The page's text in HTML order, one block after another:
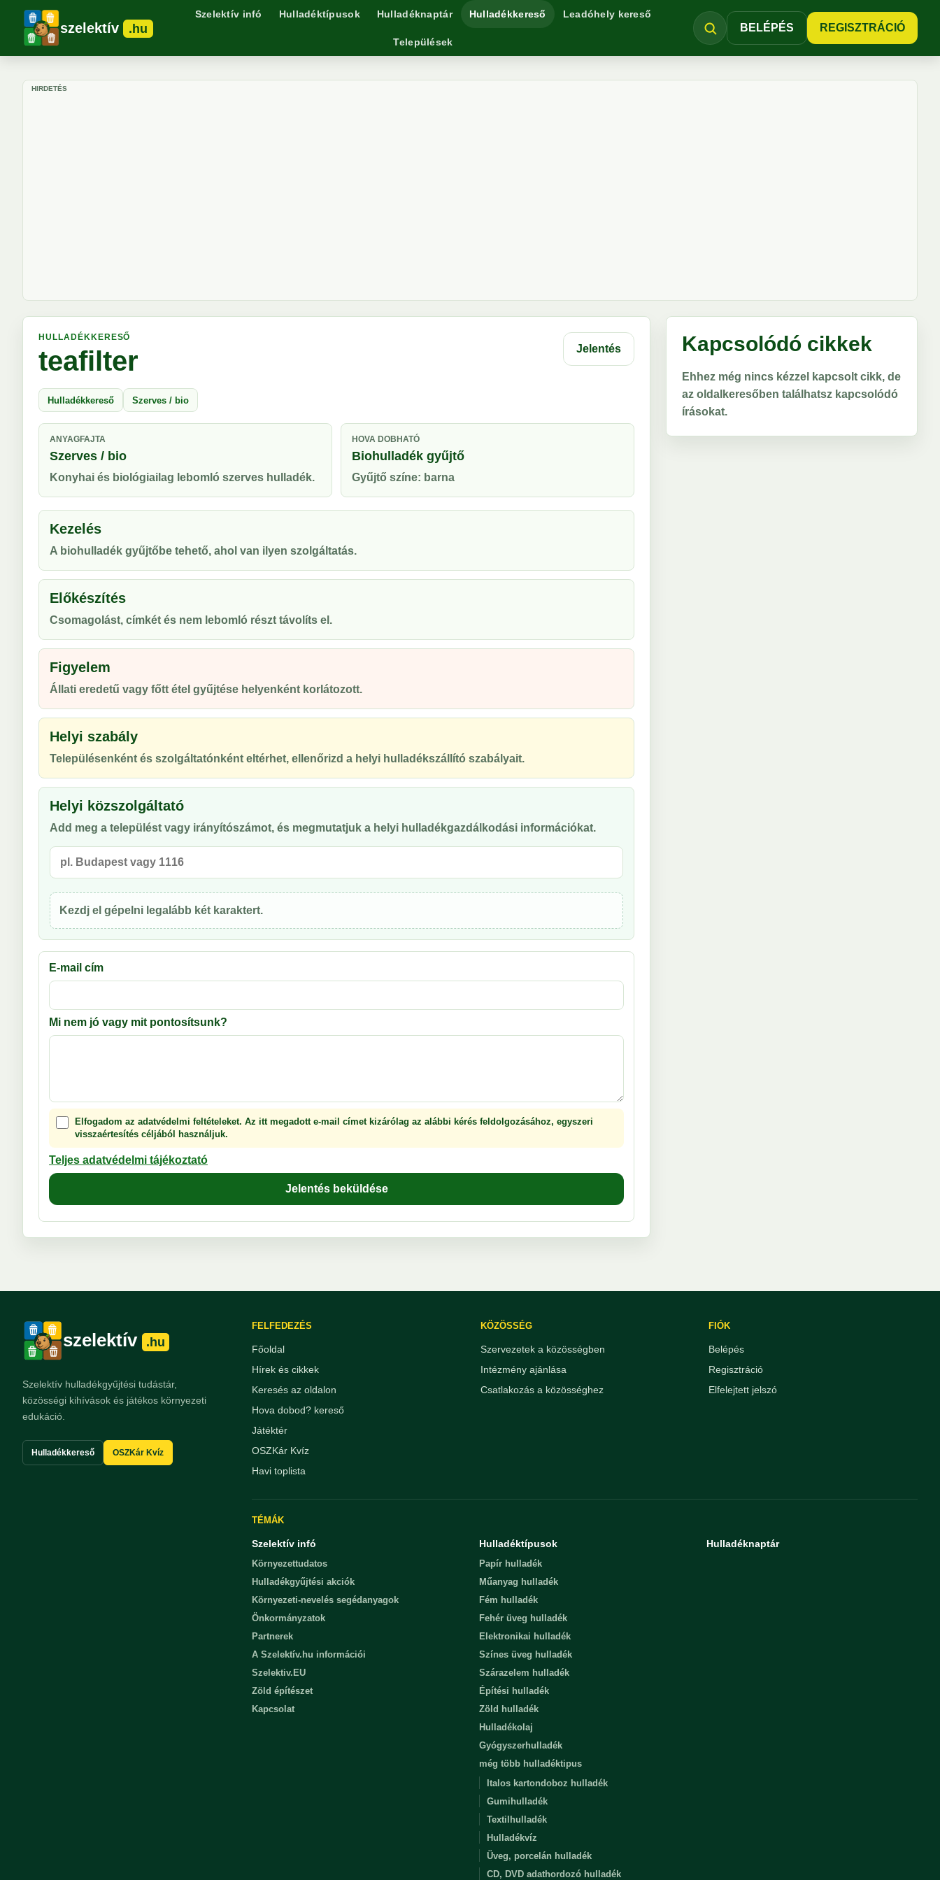
szelektív .hu
Szelektív infó Hulladéktípusok Hulladéknaptár Hulladékkereső Leadóhely kereső
Települések
BELÉPÉS REGISZTRÁCIÓ
HIRDETÉS
HULLADÉKKERESŐ
teafilter Jelentés
Hulladékkereső Szerves / bio
ANYAGFAJTA
Szerves / bio
Konyhai és biológiailag lebomló szerves hulladék.
HOVA DOBHATÓ
Biohulladék gyűjtő
Gyűjtő színe: barna
Kezelés
A biohulladék gyűjtőbe tehető, ahol van ilyen szolgáltatás.
Előkészítés
Csomagolást, címkét és nem lebomló részt távolíts el.
Figyelem
Állati eredetű vagy főtt étel gyűjtése helyenként korlátozott.
Helyi szabály
Településenként és szolgáltatónként eltérhet, ellenőrizd a helyi hulladékszállító szabályait.
Helyi közszolgáltató
Add meg a települést vagy irányítószámot, és megmutatjuk a helyi hulladékgazdálkodási információkat.
Kezdj el gépelni legalább két karaktert.
E-mail cím
Mi nem jó vagy mit pontosítsunk?
Elfogadom az adatvédelmi feltételeket. Az itt megadott e-mail címet kizárólag az alábbi kérés feldolgozásához, egyszeri
visszaértesítés céljából használjuk.
Teljes adatvédelmi tájékoztató
Jelentés beküldése
Kapcsolódó cikkek
Ehhez még nincs kézzel kapcsolt cikk, de
az oldalkeresőben találhatsz kapcsolódó
írásokat.
szelektív .hu
Szelektív hulladékgyűjtési tudástár,
közösségi kihívások és játékos környezeti
edukáció.
Hulladékkereső OSZKár Kvíz
FELFEDEZÉS
Főoldal
Hírek és cikkek
Keresés az oldalon
Hova dobod? kereső
Játéktér
OSZKár Kvíz
Havi toplista
KÖZÖSSÉG
Szervezetek a közösségben
Intézmény ajánlása
Csatlakozás a közösséghez
FIÓK
Belépés
Regisztráció
Elfelejtett jelszó
TÉMÁK
Szelektív infó
Környezettudatos
Hulladékgyűjtési akciók
Környezeti-nevelés segédanyagok
Önkormányzatok
Partnerek
A Szelektív.hu információi
Szelektiv.EU
Zöld építészet
Kapcsolat
Hulladéktípusok
Papír hulladék
Műanyag hulladék
Fém hulladék
Fehér üveg hulladék
Elektronikai hulladék
Színes üveg hulladék
Szárazelem hulladék
Építési hulladék
Zöld hulladék
Hulladékolaj
Gyógyszerhulladék
még több hulladéktipus
Italos kartondoboz hulladék
Gumihulladék
Textilhulladék
Hulladékvíz
Üveg, porcelán hulladék
CD, DVD adathordozó hulladék
Hulladéknaptár